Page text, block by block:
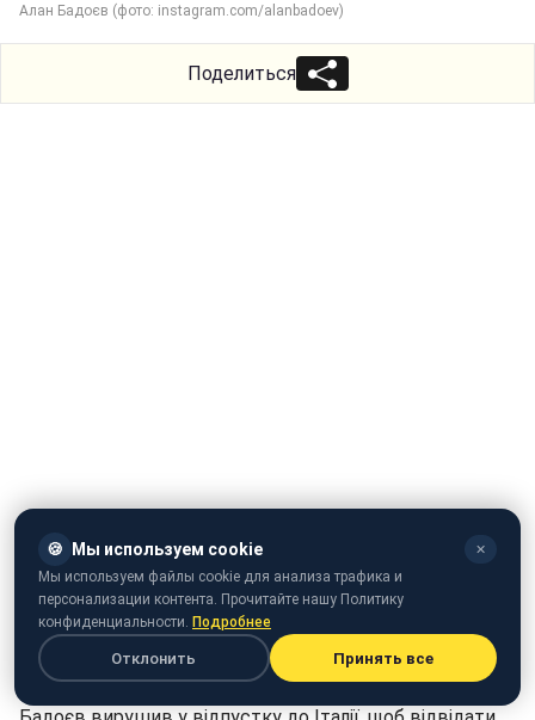
Алан Бадоєв (фото: instagram.com/alanbadoev)
Поделиться
Відомий український режисер і кліпмейкер Алан
🍪 Мы используем cookie ✕
Мы используем файлы cookie для анализа трафика и
персонализации контента. Прочитайте нашу Политику
конфиденциальности. Подробнее
Отклонить Принять все